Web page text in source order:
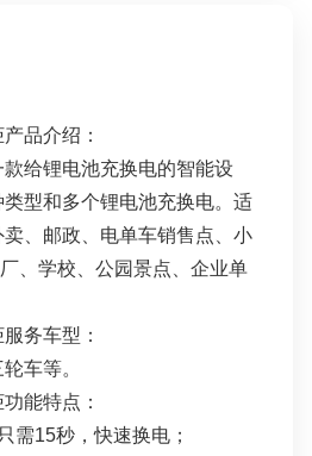
品介绍：
给锂电池充换电的智能设
型和多个锂电池充换电。适
、邮政、电单车销售点、小
、学校、公园景点、企业单
务车型：
车等。
能特点：
需15秒，快速换电；